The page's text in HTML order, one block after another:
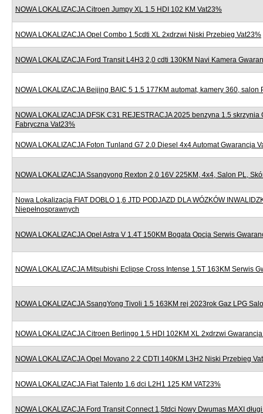
NOWA LOKALIZACJA Citroen Jumpy XL 1.5 HDI 102 KM Vat23%
NOWA LOKALIZACJA Opel Combo 1.5cdti XL 2xdrzwi Niski Przebieg Vat23%
NOWA LOKALIZACJA Ford Transit L4H3 2,0 cdti 130KM Navi Kamera
NOWA LOKALIZACJA Beijing BAIC 5 1.5 177KM automat, kamery 360, salon
NOWA LOKALIZACJA DFSK C31 REJESTRACJA 2025 benzyna 1.5 skrzynia
Fabryczna Vat23%
NOWA LOKALIZACJA Foton Tunland G7 2.0 Diesel 4x4 Automat Gwarancja
NOWA LOKALIZACJA Ssangyong Rexton 2,0 16V 225KM, 4x4, Salon PL,
Nowa Lokalizacja FIAT DOBLO 1,6 JTD PODJAZD DLA WÓZKÓW
Niepełnosprawnych
NOWA LOKALIZACJA Opel Astra V 1.4T 150KM Bogata Opcja Serwis
NOWA LOKALIZACJA Mitsubishi Eclipse Cross Intense 1.5T 163KM Serwis
NOWA LOKALIZACJA SsangYong Tivoli 1.5 163KM rej 2023rok Gaz LPG
NOWA LOKALIZACJA Citroen Berlingo 1.5 HDI 102KM XL 2xdrzwi
NOWA LOKALIZACJA Opel Movano 2.2 CDTI 140KM L3H2 Niski Przebieg
NOWA LOKALIZACJA Fiat Talento 1.6 dci L2H1 125 KM VAT23%
NOWA LOKALIZACJA Ford Transit Connect 1,5tdci Nowy Dwumas MAXI